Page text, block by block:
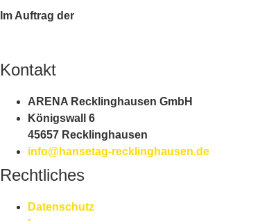
Im Auftrag der
Kontakt
ARENA Recklinghausen GmbH
Königswall 6
45657 Recklinghausen
info@hansetag-recklinghausen.de
Rechtliches
Datenschutz